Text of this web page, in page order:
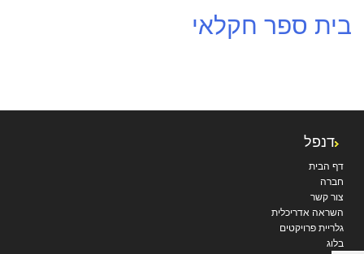
בית ספר חקלאי
דנפל
דף הבית
חברה
צור קשר
השראה אדריכלית
גלריית פרויקטים
בלוג